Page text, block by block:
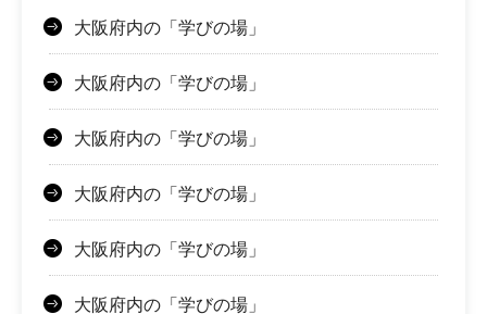
大阪府内の「学びの場」
大阪府内の「学びの場」
大阪府内の「学びの場」
大阪府内の「学びの場」
大阪府内の「学びの場」
大阪府内の「学びの場」